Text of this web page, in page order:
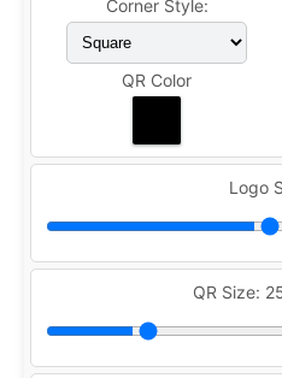
Corner Style:
QR Color
Logo
QR Size: